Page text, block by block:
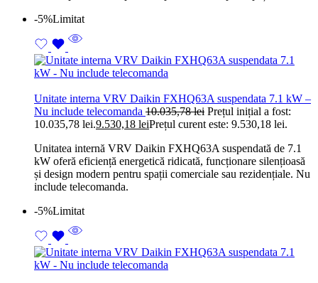
-5%Limitat
Unitate interna VRV Daikin FXHQ63A suspendata 7.1 kW –
Nu include telecomanda 10.035,78lei Prețul inițial a fost:
10.035,78 lei.9.530,18 leiPrețul curent este: 9.530,18 lei.
Unitatea internă VRV Daikin FXHQ63A suspendată de 7.1
kW oferă eficiență energetică ridicată, funcționare silențioasă
și design modern pentru spații comerciale sau rezidențiale. Nu
include telecomanda.
-5%Limitat